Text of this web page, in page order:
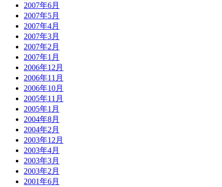
2007年6月
2007年5月
2007年4月
2007年3月
2007年2月
2007年1月
2006年12月
2006年11月
2006年10月
2005年11月
2005年1月
2004年8月
2004年2月
2003年12月
2003年4月
2003年3月
2003年2月
2001年6月